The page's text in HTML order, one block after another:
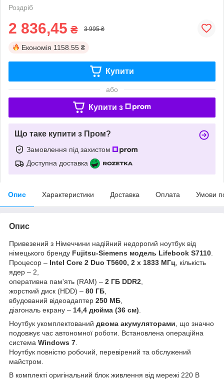
Роздріб
2 836,45 ₴ 3 995 ₴
Економія 1158.55 ₴
Купити
або
Купити з
Що таке купити з Пром?
Замовлення під захистом
Доступна доставка
Опис Характеристики Доставка Оплата Умови
Опис
Привезений з Німеччини надійний недорогий ноутбук від
німецького бренду Fujitsu-Siemens модель Lifebook S7110
Процесор – Intel Core 2 Duo T5600, 2 х 1833 МГц , кількість
ядер – 2,
оперативна пам'ять (RAM) – 2 ГБ DDR2
жорсткий диск (HDD) – 80 ГБ
вбудований відеоадаптер 250 МБ
діагональ екрану – 14,4 дюйма (36 см)
Ноутбук укомплектований двома акумуляторами , що значно
подовжує час автономної роботи. Встановлена операційна
система Windows 7
Ноутбук повністю робочий, перевірений та обслужений
майстром.
В комплекті оригінальний блок живлення від мережі 220 В